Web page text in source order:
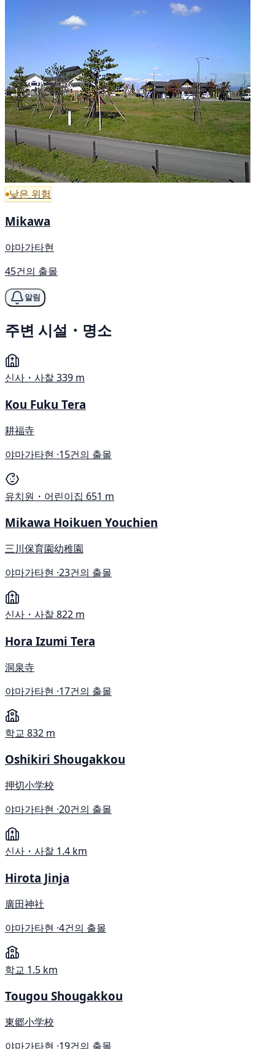
낮은 위험
Mikawa
야마가타현
45건의 출몰
알림
주변 시설・명소
신사・사찰339 m
Kou Fuku Tera
耕福寺
야마가타현 ·15건의 출몰
유치원・어린이집 651 m
Mikawa Hoikuen Youchien
三川保育園幼稚園
야마가타현 ·23건의 출몰
신사・사찰822 m
Hora Izumi Tera
洞泉寺
야마가타현 ·17건의 출몰
학교 832 m
Oshikiri Shougakkou
押切小学校
야마가타현 ·20건의 출몰
신사・사찰 1.4 km
Hirota Jinja
廣田神社
야마가타현 ·4건의 출몰
학교 1.5 km
Tougou Shougakkou
東郷小学校
야마가타현 ·19건의 출몰